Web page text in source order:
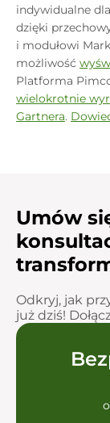
indywidualne
dzięki
i modułowi
możliwość
Platforma
wielokrotnie
Gartnera.
Umów
Odkryj, jak
już dziś!